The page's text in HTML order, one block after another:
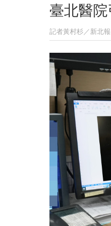
臺北醫
記者黃村杉／新北